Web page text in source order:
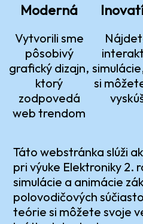
Moderná
Vytvorili sme
pôsobivý
grafický dizajn,
ktorý
zodpovedá
web trendom
si
Táto webstránka slúži
pri výuke Elektroniky 2.
simulácie a animácie
polovodičových
teórie si môžete svoje